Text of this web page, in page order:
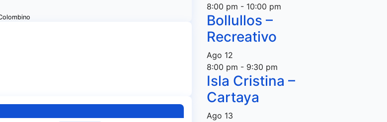
8:00 pm - 10:00 pm
Bollullos –
Recreativo
Ago 12
8:00 pm - 9:30 pm
Isla Cristina –
Cartaya
Ago 13